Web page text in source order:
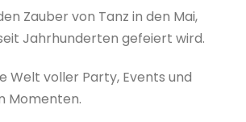
Zauber von Tanz in den Mai,
Jahrhunderten gefeiert wird.
Welt voller Party, Events und
Momenten.